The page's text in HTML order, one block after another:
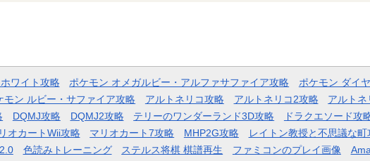
ワイト攻略 ポケモン オメガルビー・アルファサファイア攻略 ポケモン ダイ
モン ルビー・サファイア攻略 アルトネリコ攻略 アルトネリコ2攻略 アルト
DQMJ攻略 DQMJ2攻略 テリーのワンダーランド3D攻略 ドラクエソード攻
オカートWii攻略 マリオカート7攻略 MHP2G攻略 レイトン教授と不思議な町
色読みトレーニング ステルス将棋 棋譜再生 ファミコンのプレイ画像